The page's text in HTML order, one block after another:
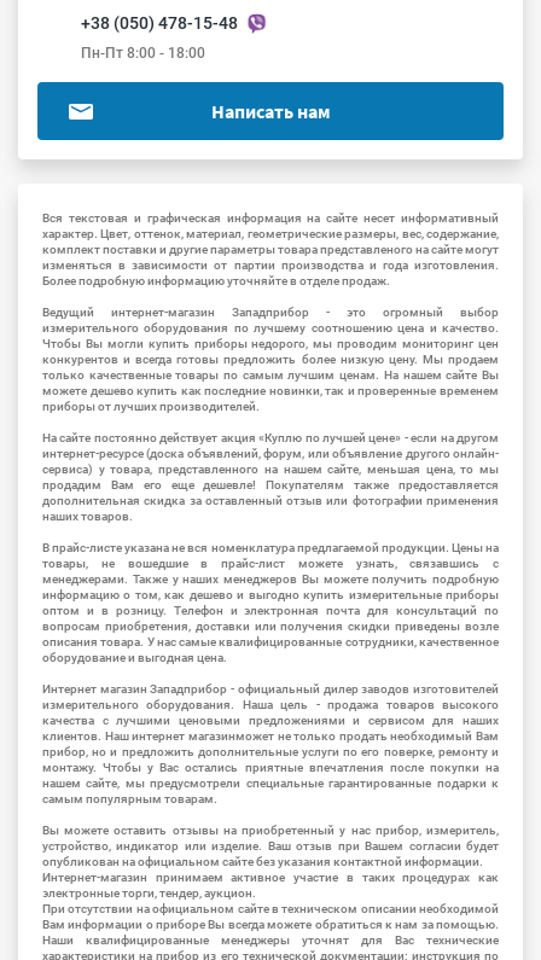
+38 (050) 478-15-48
Пн-Пт 8:00 - 18:00
Написать нам
Вся текстовая и графическая информация на сайте несет информативный
характер. Цвет, оттенок, материал, геометрические размеры, вес, содержание,
комплект поставки и другие параметры товара представленого на сайте могут
изменяться в зависимости от партии производства и года изготовления.
Более подробную информацию уточняйте в отделе продаж.
Ведущий интернет-магазин Западприбор - это огромный выбор
измерительного оборудования по лучшему соотношению цена и качество.
Чтобы Вы могли купить приборы недорого, мы проводим мониторинг цен
конкурентов и всегда готовы предложить более низкую цену. Мы продаем
только качественные товары по самым лучшим ценам. На нашем сайте Вы
можете дешево купить как последние новинки, так и проверенные временем
приборы от лучших производителей.
На сайте постоянно действует акция «Куплю по лучшей цене» - если на другом
интернет-ресурсе (доска объявлений, форум, или объявление другого онлайн-
сервиса) у товара, представленного на нашем сайте, меньшая цена, то мы
продадим Вам его еще дешевле! Покупателям также предоставляется
дополнительная скидка за оставленный отзыв или фотографии применения
наших товаров.
В прайс-листе указана не вся номенклатура предлагаемой продукции. Цены на
товары, не вошедшие в прайс-лист можете узнать, связавшись с
менеджерами. Также у наших менеджеров Вы можете получить подробную
информацию о том, как дешево и выгодно купить измерительные приборы
оптом и в розницу. Телефон и электронная почта для консультаций по
вопросам приобретения, доставки или получения скидки приведены возле
описания товара. У нас самые квалифицированные сотрудники, качественное
оборудование и выгодная цена.
Интернет магазин Западприбор - официальный дилер заводов изготовителей
измерительного оборудования. Наша цель - продажа товаров высокого
качества с лучшими ценовыми предложениями и сервисом для наших
клиентов. Наш интернет магазинможет не только продать необходимый Вам
прибор, но и предложить дополнительные услуги по его поверке, ремонту и
монтажу. Чтобы у Вас остались приятные впечатления после покупки на
нашем сайте, мы предусмотрели специальные гарантированные подарки к
самым популярным товарам.
Вы можете оставить отзывы на приобретенный у нас прибор, измеритель,
устройство, индикатор или изделие. Ваш отзыв при Вашем согласии будет
опубликован на официальном сайте без указания контактной информации.
Интернет-магазин принимаем активное участие в таких процедурах как
электронные торги, тендер, аукцион.
При отсутствии на официальном сайте в техническом описании необходимой
Вам информации о приборе Вы всегда можете обратиться к нам за помощью.
Наши квалифицированные менеджеры уточнят для Вас технические
характеристики на прибор из его технической документации: инструкция по